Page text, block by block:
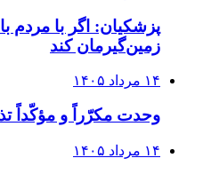
پزشکیان: اگر با مردم
زمین‌گیرمان کند
۱۴ مرداد ۱۴۰۵
وحدت مکرّراً و مؤکّداً
۱۴ مرداد ۱۴۰۵